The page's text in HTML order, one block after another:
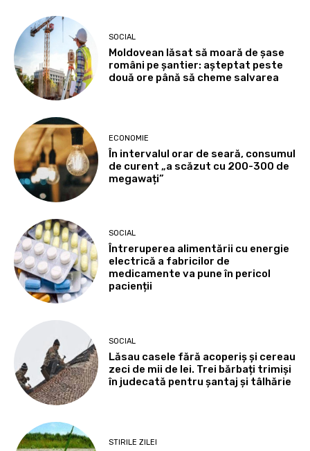
SOCIAL
Moldovean lăsat să moară de șase
români pe șantier: așteptat peste
două ore până să cheme salvarea
ECONOMIE
În intervalul orar de seară, consumul
de curent „a scăzut cu 200-300 de
megawați”
SOCIAL
Întreruperea alimentării cu energie
electrică a fabricilor de
medicamente va pune în pericol
pacienții
SOCIAL
Lăsau casele fără acoperiș și cereau
zeci de mii de lei. Trei bărbați trimiși
în judecată pentru șantaj și tâlhărie
STIRILE ZILEI